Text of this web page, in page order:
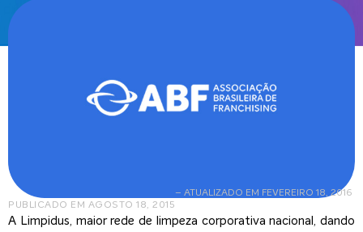
PUBLICADO EM AGOSTO 18, 2015
– ATUALIZADO EM FEVEREIRO 18, 2016
A Limpidus, maior rede de limpeza corporativa nacional, dando